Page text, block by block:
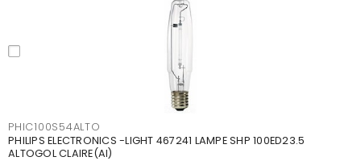
PHIC100S54ALTO
PHILIPS ELECTRONICS -LIGHT 467241 LAMPE SHP 100ED23.5
ALTOGOL CLAIRE(AI)